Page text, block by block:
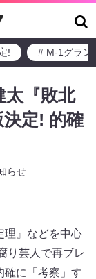
! # M-1グラン
太『敗北
定! 的確
らせ
理』などを中心
り芸人で再ブレ
確に「考察」す